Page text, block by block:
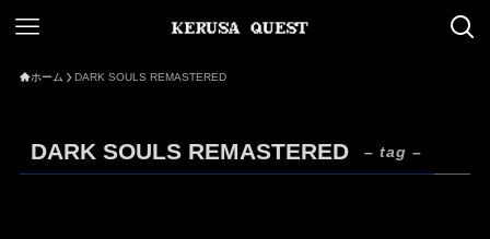
ホーム DARK SOULS REMASTERED
DARK SOULS REMASTERED – tag –